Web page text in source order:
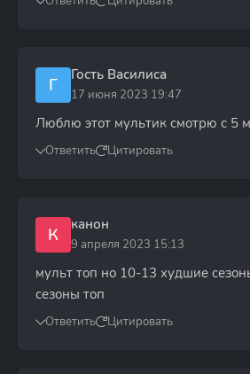
Г Гость Василиса
17 июня 2023 19:47
Люблю этот мультик смотрю с 5
Ответить Цитировать
К канон
9 апреля 2023 15:13
мульт топ но 10-13 худшие
сезоны топ
Ответить Цитировать